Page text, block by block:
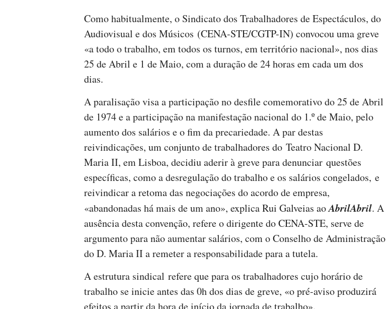
Como habitualmente, o Sindicato dos Trabalhadores de Espectáculos, do
Audiovisual e dos Músicos (CENA-STE/CGTP-IN) convocou uma greve
«a todo o trabalho, em todos os turnos, em território nacional», nos dias
25 de Abril e 1 de Maio, com a duração de 24 horas em cada um dos
dias.
A paralisação visa a participação no desfile comemorativo do 25 de Abril
de 1974 e a participação na manifestação nacional do 1.º de Maio, pelo
aumento dos salários e o fim da precariedade. A par destas
reivindicações, um conjunto de trabalhadores do Teatro Nacional D.
Maria II, em Lisboa, decidiu aderir à greve para denunciar questões
específicas, como a desregulação do trabalho e os salários congelados, e
reivindicar a retoma das negociações do acordo de empresa,
«abandonadas há mais de um ano», explica Rui Galveias aoAbrilAbril. A
ausência desta convenção, refere o dirigente do CENA-STE, serve de
argumento para não aumentar salários, com o Conselho de Administração
do D. Maria II a remeter a responsabilidade para a tutela.
A estrutura sindical refere que para os trabalhadores cujo horário de
trabalho se inicie antes das 0h dos dias de greve, «o pré-aviso produzirá